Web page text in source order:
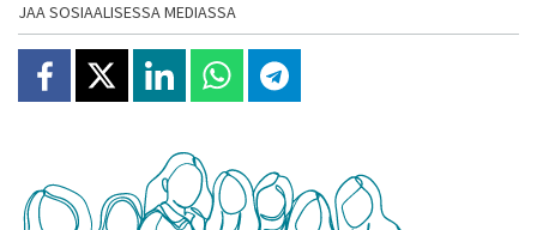
JAA SOSIAALISESSA MEDIASSA
Jaa Facebookissa
Jaa X:ssäJaa Linkedinissä
Jaa Whatsappissa
Jaa Telegramissa